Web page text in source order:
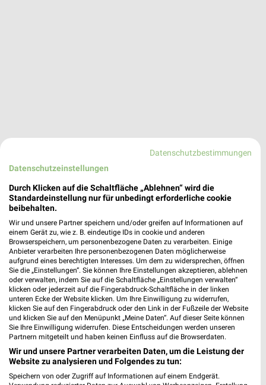
Adresse, Öffnungszeiten und Entfernung für
die Depot Filiale in Chemnitz
Adresse, Öffnungszeiten und Entfernung alles rund um die
Depot Filiale in Chemnitz. Den schnellsten Weg zu Deiner
Lieblingsfiliale kannst Du über die Routen-Funktion finden.
Wenn Du auf der Suche nach aktuellen Schnäppchen von Depot
bist, dann schau doch mal in die aktuellen Prospekte und
Angebote. Da ist sicher etwas passendes für Dich dabei.
Möbel & Wohnen Angebote für Chemnitz und
Umgebung
13 Prospekte
Datenschutzbestimmungen
Datenschutzeinstellungen
Durch Klicken auf die Schaltfläche „Ablehnen“ wird die
Standardeinstellung nur für unbedingt erforderliche cookie
beibehalten.
Wir und unsere Partner speichern und/oder greifen auf Informationen auf
einem Gerät zu, wie z. B. eindeutige IDs in cookie und anderen
Browserspeichern, um personenbezogene Daten zu verarbeiten. Einige
Anbieter verarbeiten Ihre personenbezogenen Daten möglicherweise
aufgrund eines berechtigten Interesses. Um dem zu widersprechen, öffnen
Sie die „Einstellungen“. Sie können Ihre Einstellungen akzeptieren, ablehnen
oder verwalten, indem Sie auf die Schaltfläche „Einstellungen verwalten“
klicken oder jederzeit auf die Fingerabdruck-Schaltfläche in der linken
unteren Ecke der Website klicken. Um Ihre Einwilligung zu widerrufen,
klicken Sie auf den Fingerabdruck oder den Link in der Fußzeile der Website
und klicken Sie auf den Menüpunkt „Meine Daten“. Auf dieser Seite können
Sie Ihre Einwilligung widerrufen. Diese Entscheidungen werden unseren
Partnern mitgeteilt und haben keinen Einfluss auf die Browserdaten.
Wir und unsere Partner verarbeiten Daten, um die Leistung der
Website zu analysieren und Folgendes zu tun:
Speichern von oder Zugriff auf Informationen auf einem Endgerät.